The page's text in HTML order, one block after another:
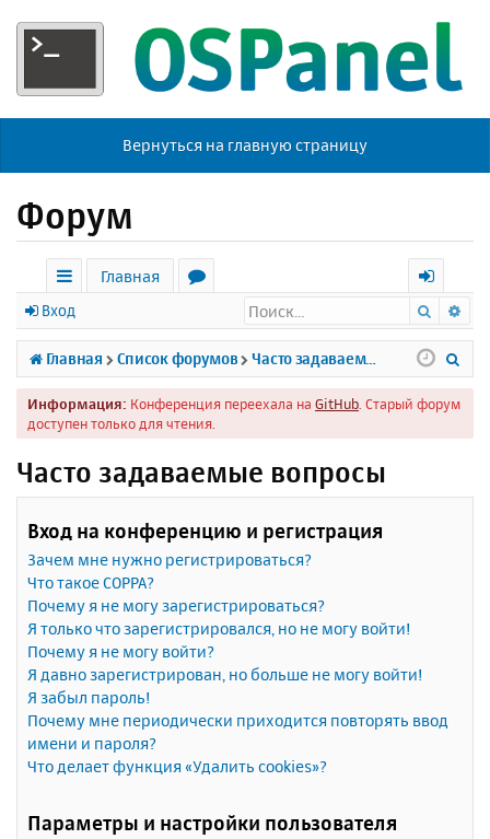
Вернуться на главную страницу
Форум
с
ы
л
к
Главная
р
у
м
х
о
д
Вход Поиск
Главная Список форумов Часто задаваемые вопросы
Информация: Конференция переехала на GitHub . Старый форум
доступен только для чтения.
Часто задаваемые вопросы
Вход на конференцию и регистрация
Зачем мне нужно регистрироваться?
Что такое COPPA?
Почему я не могу зарегистрироваться?
Я только что зарегистрировался, но не могу войти!
Почему я не могу войти?
Я давно зарегистрирован, но больше не могу войти!
Я забыл пароль!
Почему мне периодически приходится повторять ввод
имени и пароля?
Что делает функция «Удалить cookies»?
Параметры и настройки пользователя